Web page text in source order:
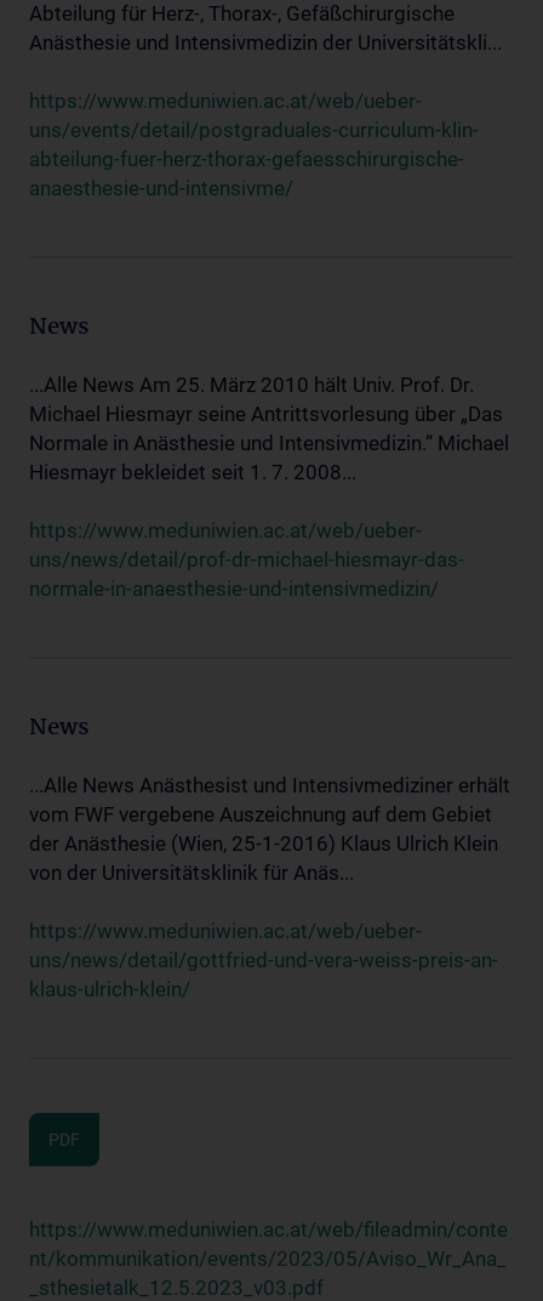
Abteilung für Herz-, Thorax-, Gefäßchirurgische
Anästhesie und Intensivmedizin der Universitätskli...
https://www.meduniwien.ac.at/web/ueber-
uns/events/detail/postgraduales-curriculum-klin-
abteilung-fuer-herz-thorax-gefaesschirurgische-
anaesthesie-und-intensivme/
News
...Alle News Am 25. März 2010 hält Univ. Prof. Dr.
Michael Hiesmayr seine Antrittsvorlesung über „Das
Normale in Anästhesie und Intensivmedizin.“ Michael
Hiesmayr bekleidet seit 1. 7. 2008...
https://www.meduniwien.ac.at/web/ueber-
uns/news/detail/prof-dr-michael-hiesmayr-das-
normale-in-anaesthesie-und-intensivmedizin/
News
...Alle News Anästhesist und Intensivmediziner erhält
vom FWF vergebene Auszeichnung auf dem Gebiet
der Anästhesie (Wien, 25-1-2016) Klaus Ulrich Klein
von der Universitätsklinik für Anäs...
https://www.meduniwien.ac.at/web/ueber-
uns/news/detail/gottfried-und-vera-weiss-preis-an-
klaus-ulrich-klein/
PDF
https://www.meduniwien.ac.at/web/fileadmin/conte
nt/kommunikation/events/2023/05/Aviso_Wr_Ana_
_sthesietalk_12.5.2023_v03.pdf